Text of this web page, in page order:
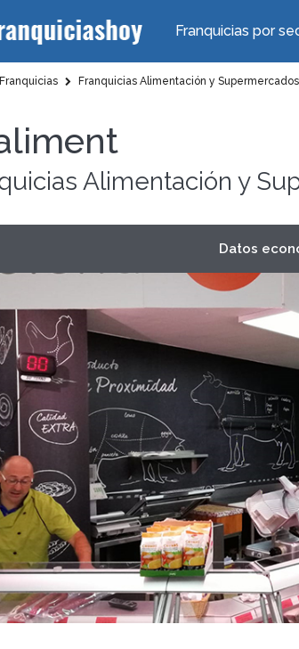
Franquicias por
Franquicias Franquicias Alimentación y Supermercados
Alimentación y
Datos